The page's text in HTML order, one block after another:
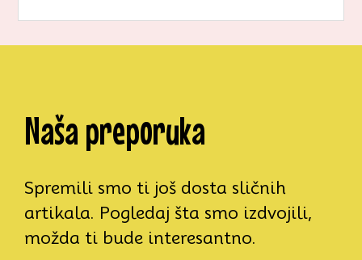
Naša preporuka
Spremili smo ti još dosta sličnih
artikala. Pogledaj šta smo izdvojili,
možda ti bude interesantno.